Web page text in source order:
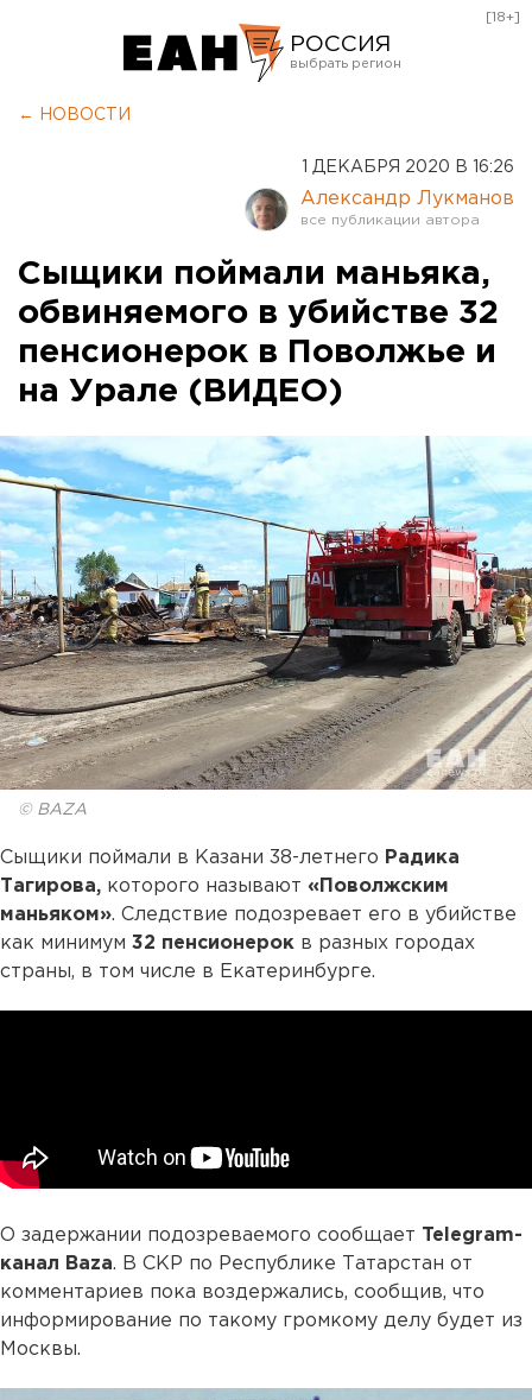
РОССИЯ
Оренбург
[18+]
← НОВОСТИ
1 ДЕКАБРЯ 2020 В 16:26
Александр Лукманов
Сыщики поймали маньяка,
обвиняемого в убийстве 32
пенсионерок в Поволжье и
на Урале (ВИДЕО)
© BAZA
Сыщики поймали в Казани 38-летнего Радика
Тагирова, которого называют «Поволжским
маньяком». Следствие подозревает его в убийстве
как минимум 32 пенсионерок в разных городах
страны, в том числе в Екатеринбурге.
О задержании подозреваемого сообщает Telegram-
канал Baza. В СКР по Республике Татарстан от
комментариев пока воздержались, сообщив, что
информирование по такому громкому делу будет из
Москвы.